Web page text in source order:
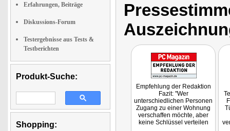
Erfahrungen, Beiträge
Diskussions-Forum
Testergebnisse aus Tests &
Testberichten
Produkt-Suche:
Shopping:
Empfehlung der Redaktion
Fazit: "Wer
unterschiedlichen Personen
Zugang zu einer Wohnung
verschaffen möchte, aber
keine Schlüssel verteilen